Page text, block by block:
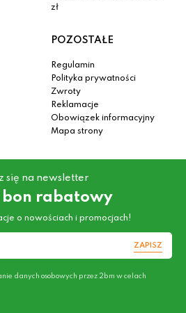
zł
POZOSTAŁE
Regulamin
Polityka prywatności
Zwroty
Reklamacje
Obowiązek informacyjny
Mapa strony
się na newsletter
bon rabatowy
o nowościach i promocjach!
ZAPISZ
danych osobowych przez 2bm w celach